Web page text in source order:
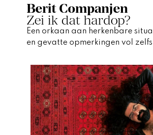
Berit Companjen
Zei ik dat hardop?
Een orkaan aan herkenbare
en gevatte opmerkingen vol